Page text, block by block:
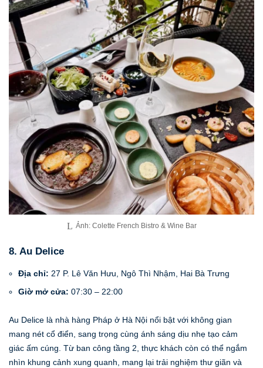
Ảnh: Colette French Bistro & Wine Bar
8. Au Delice
Địa chỉ: 27 P. Lê Văn Hưu, Ngô Thì Nhậm, Hai Bà Trưng
Giờ mở cửa: 07:30 – 22:00
Au Delice là nhà hàng Pháp ở Hà Nội nổi bật với không gian
mang nét cổ điển, sang trọng cùng ánh sáng dịu nhẹ tạo cảm
giác ấm cúng. Từ ban công tầng 2, thực khách còn có thể ngắm
nhìn khung cảnh xung quanh, mang lại trải nghiệm thư giãn và